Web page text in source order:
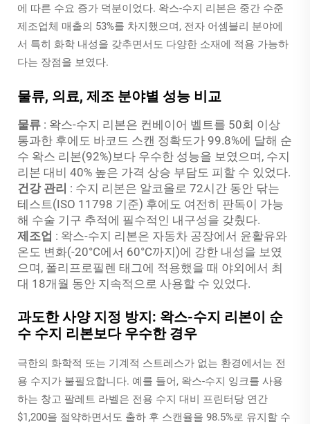
에 따른 수요 증가 덕분이었다. 왁스-수지 리본은 중간 수준
제조업체 매출의 53%를 차지했으며, 전자 어셈블리 분야에
서 특히 화학 내성을 갖추면서도 다양한 소재에 적용 가능하
다는 장점을 보였다.
물류, 의료, 제조 분야별 성능 비교
물류 : 왁스-수지 리본은 컨베이어 벨트를 50회 이상
통과한 후에도 바코드 스캔 정확도가 99.8%에 달해 순
수 왁스 리본(92%)보다 우수한 성능을 보였으며, 수지
리본 대비 40% 높은 가격 상승 부담도 피할 수 있었다.
건강 관리 : 수지 리본은 알코올로 72시간 동안 닦는
테스트(ISO 11798 기준) 후에도 여전히 판독이 가능
해 수술 기구 추적에 필수적인 내구성을 갖췄다.
제조업 : 왁스-수지 리본은 자동차 공장에서 윤활유와
온도 변화(-20°C에서 60°C까지)에 강한 내성을 보였
으며, 폴리프로필렌 태그에 적용했을 때 야외에서 최
대 18개월 동안 지속적으로 사용할 수 있었다.
과도한 사양 지정 방지: 왁스-수지 리본이 순
수 수지 리본보다 우수한 경우
극한의 화학적 또는 기계적 스트레스가 없는 환경에서는 전
용 수지가 불필요합니다. 예를 들어, 왁스-수지 잉크를 사용
하는 창고 팔레트 라벨은 전용 수지 대비 프린터당 연간
$1,200을 절약하면서도 출하 후 스캔율을 98.5%로 유지할 수